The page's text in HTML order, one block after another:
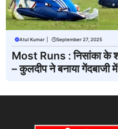
Atul Kumar September 27, 2025
Most Runs : निसांका के
– कुलदीप ने बनाया गेंदबाजी